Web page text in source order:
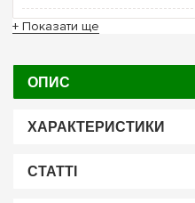
+ Показати ще
ОПИС
ХАРАКТЕРИСТИКИ
СТАТТІ